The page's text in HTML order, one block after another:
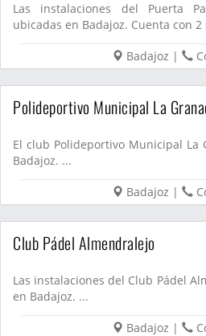
Las instalaciones del Puerta
ubicadas en Badajoz. Cuenta con
Badajoz |
Polideportivo Municipal La
El club Polideportivo Municipal La
Badajoz. ...
Badajoz |
Club Pádel Almendralejo
Las instalaciones del Club Pádel
en Badajoz. ...
Badajoz |